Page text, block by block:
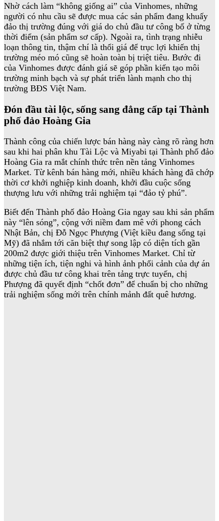
Nhờ cách làm “không giống ai” của Vinhomes, những
người có nhu cầu sẽ được mua các sản phẩm đang khuấy
đảo thị trường đúng với giá do chủ đầu tư công bố ở từng
thời điểm (sản phẩm sơ cấp). Ngoài ra, tình trạng nhiễu
loạn thông tin, thậm chí là thổi giá để trục lợi khiến thị
trường méo mó cũng sẽ hoàn toàn bị triệt tiêu. Bước đi
của Vinhomes được đánh giá sẽ góp phần kiến tạo môi
trường minh bạch và sự phát triển lành mạnh cho thị
trường BĐS Việt Nam.
Đón đầu tài lộc, sống sang đẳng cấp tại Thành
phố đảo Hoàng Gia
Thành công của chiến lược bán hàng này càng rõ ràng hơn
sau khi hai phân khu Tài Lộc và Miyabi tại Thành phố đảo
Hoàng Gia ra mắt chính thức trên nền tảng Vinhomes
Market. Từ kênh bán hàng mới, nhiều khách hàng đã chớp
thời cơ khởi nghiệp kinh doanh, khởi đầu cuộc sống
thượng lưu với những trải nghiệm tại “đảo tỷ phú”.
Biết đến Thành phố đảo Hoàng Gia ngay sau khi sản phẩm
này “lên sóng”, cộng với niềm đam mê với phong cách
Nhật Bản, chị Đỗ Ngọc Phượng (Việt kiều đang sống tại
Mỹ) đã nhắm tới căn biệt thự song lập có diện tích gần
200m2 được giới thiệu trên Vinhomes Market. Chỉ từ
những tiện ích, tiện nghi và hình ảnh phối cảnh của dự án
được chủ đầu tư công khai trên tảng trực tuyến, chị
Phượng đã quyết định “chốt đơn” để chuẩn bị cho những
trải nghiệm sống mới trên chính mảnh đất quê hương.